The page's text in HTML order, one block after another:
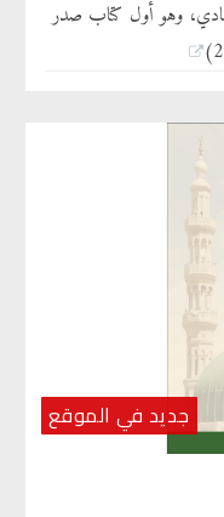
وهو أول كتاب صدر
جديد في الموقع